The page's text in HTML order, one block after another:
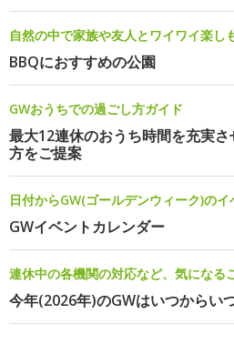
自然の中で家族や友人とワイワイ楽し
BBQにおすすめの公園
GWおうちでの過ごし方ガイド
最大12連休のおうち時間を充実
方をご提案
日付からGW(ゴールデンウィーク)の
GWイベントカレンダー
連休中の各機関の対応など、気になる
今年(2026年)のGWはいつからい